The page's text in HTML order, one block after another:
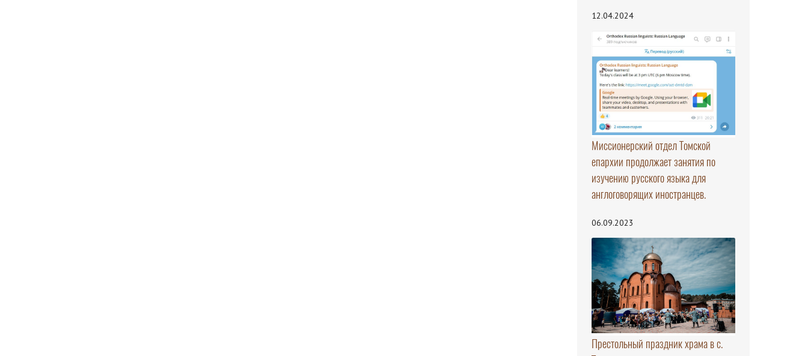
12.04.2024
Миссионерский отдел Томской
епархии продолжает занятия по
изучению русского языка для
англоговорящих иностранцев.
06.09.2023
Престольный праздник храма в с.